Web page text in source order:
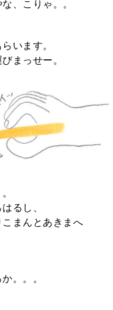
、こりゃ。。
います。
まっせー。
るし、
まんとあきまへ
。。。